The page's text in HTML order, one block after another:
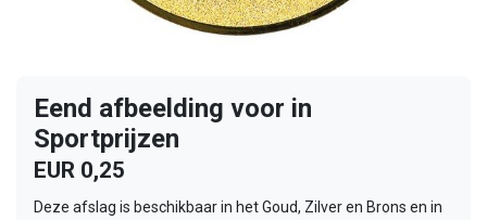
Eend afbeelding voor in
Sportprijzen
EUR 0,25
Deze afslag is beschikbaar in het Goud, Zilver en Brons en in